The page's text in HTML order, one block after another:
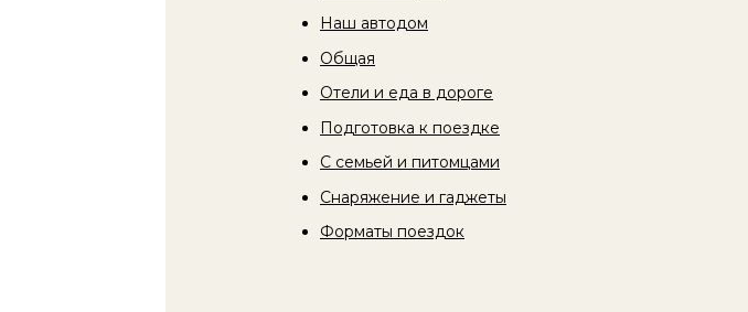
Наш автодом
Общая
Отели и еда в дороге
Подготовка к поездке
С семьей и питомцами
Снаряжение и гаджеты
Форматы поездок